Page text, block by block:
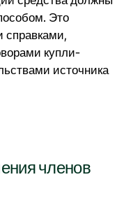
Это
справками,
купли-
источника
членов